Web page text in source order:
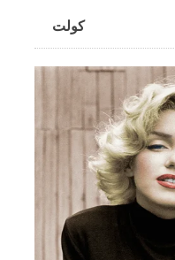
کولت